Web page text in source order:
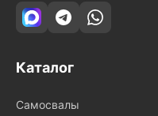
Каталог
Самосвалы